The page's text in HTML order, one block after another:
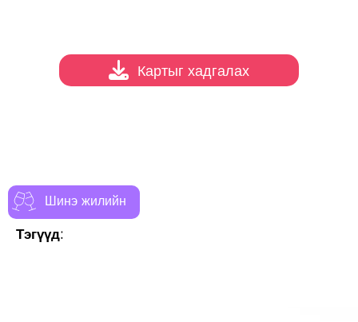
Шинэ жилийн
Тэгүүд:
Картыг хадгалах